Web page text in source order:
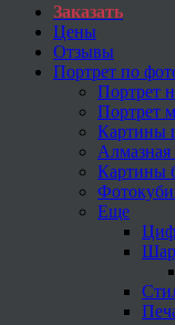
Заказать
Цены
Отзывы
Портрет по
Портрет
Портрет
Картины
Алмазная
Картины
Еще